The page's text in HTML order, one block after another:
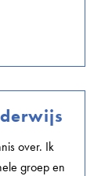
over. Ik
groep en